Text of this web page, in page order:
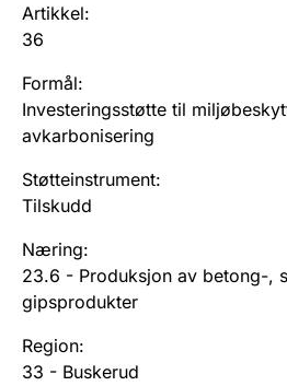
Artikkel:
36
Formål:
Investeringsstøtte til
avkarbonisering
Støtteinstrument:
Tilskudd
Næring:
23.6 - Produksjon av betong-,
gipsprodukter
Region:
33 - Buskerud